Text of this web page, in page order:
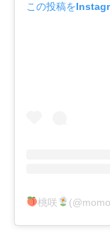
この投稿を
桃咲